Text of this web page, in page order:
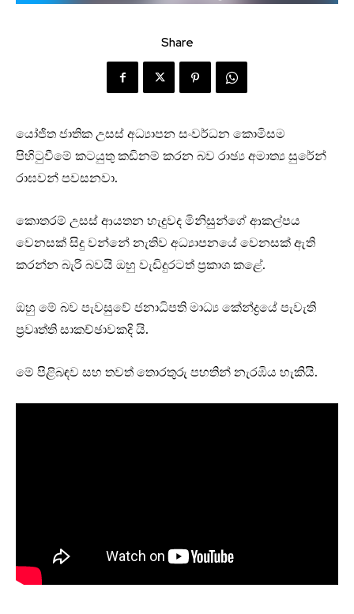
Share
යෝජිත ජාතික උසස් අධ්‍යාපන සංවර්ධන කොමිසම
පිහිටුවීමේ කටයුතු කඩිනම් කරන බව රාඡ්‍ය අමාත්‍ය සුරේන්
රාඝවන් පවසනවා.
කොතරම් උසස් ආයතන හැදුවද මිනිසුන්ගේ ආකල්පය
වෙනසක් සිදු වන්නේ නැතිව අධ්‍යාපනයේ වෙනසක් ඇති
කරන්න බැරි බවයි ඔහු වැඩිදුරටත් ප්‍රකාශ කළේ.
ඔහු මේ බව පැවසුවේ ජනාධිපති මාධ්‍ය කේන්ද්‍රයේ පැවැති
ප්‍රවෘත්ති සාකච්ඡාවකදි යි.
මේ පිළිබඳව සහ තවත් තොරතුරු පහතින් නැරඹිය හැකියි.